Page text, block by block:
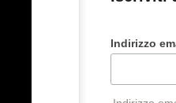
Indirizzo